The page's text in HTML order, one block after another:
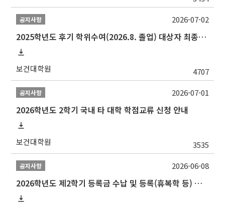
공지사항
2025학년도 후기 학위수여(2026.8. 졸업) 대상자 최종인준 논문 제출 안내
보건대학원 4707
2026-07-02
공지사항
2026학년도 2학기 국내 타 대학 학점교류 신청 안내
보건대학원 3535
2026-07-01
공지사항
2026학년도 제2학기 등록금 수납 및 등록(휴복학 등) 일정 안내
2026-06-08